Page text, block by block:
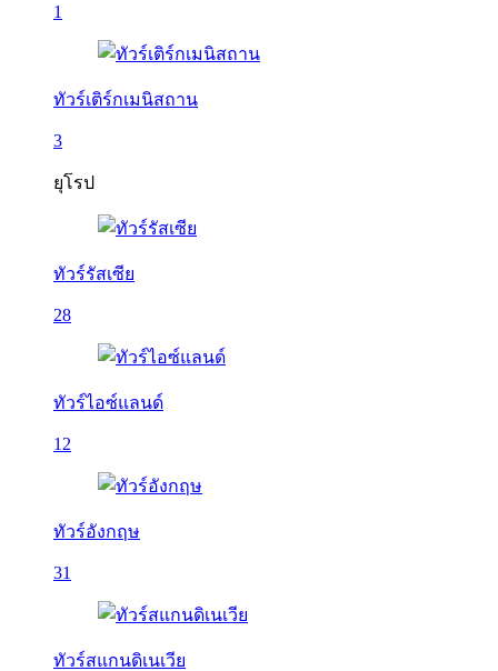
1
ทัวร์เติร์กเมนิสถาน
3
ยุโรป
ทัวร์รัสเซีย
28
ทัวร์ไอซ์แลนด์
12
ทัวร์อังกฤษ
31
ทัวร์สแกนดิเนเวีย